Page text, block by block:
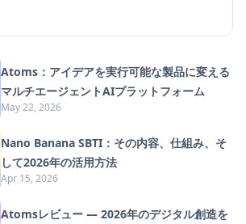
Atoms：アイデアを実行可能な製品に変える
マルチエージェントAIプラットフォーム
May 22, 2026
Nano Banana SBTI：その内容、仕組み、そ
して2026年の活用方法
Apr 15, 2026
Atomsレビュー — 2026年のデジタル創造を